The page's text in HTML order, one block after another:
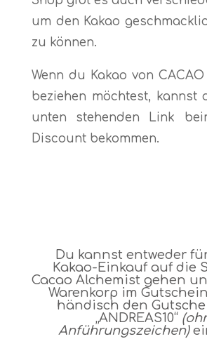
um den Kakao
zu können.
Wenn du Kakao von CACAO
beziehen möchtest, kannst
unten stehenden Link
Discount bekommen.
Du kannst entweder
Kakao-Einkauf auf die
Cacao Alchemist gehen
Warenkorp im
händisch den
„ANDREAS10“
Anführungszeichen)